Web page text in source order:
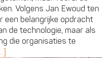
Volgens Jan Ewoud ten
een belangrijke opdracht
de technologie, maar als
die organisaties te